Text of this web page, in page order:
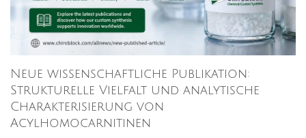
Neue wissenschaftliche Publikation:
Strukturelle Vielfalt und analytische
Charakterisierung von
Acylhomocarnitinen